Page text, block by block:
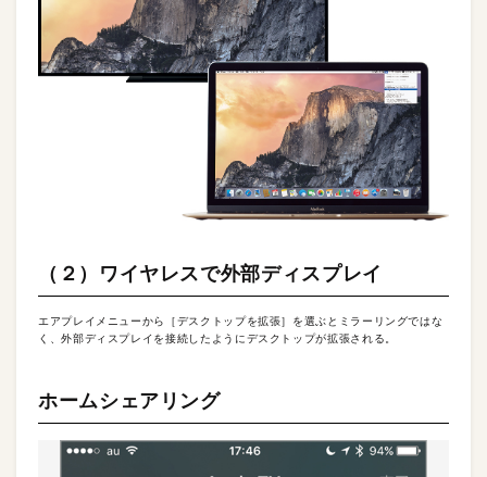
（２）ワイヤレスで外部ディスプレイ
エアプレイメニューから［デスクトップを拡張］を選ぶとミラーリングではな
く、外部ディスプレイを接続したようにデスクトップが拡張される。
ホームシェアリング